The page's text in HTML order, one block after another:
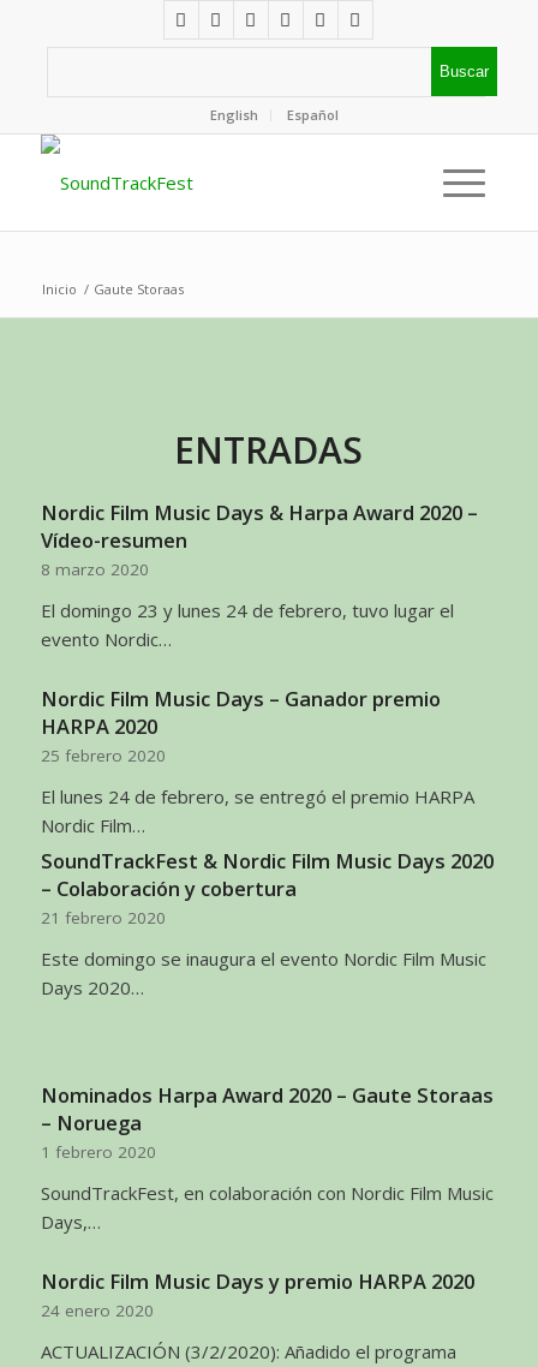
English Español
Inicio / Gaute Storaas
ENTRADAS
Nordic Film Music Days & Harpa Award 2020 –
Vídeo-resumen
8 marzo 2020
El domingo 23 y lunes 24 de febrero, tuvo lugar el
evento Nordic…
Nordic Film Music Days – Ganador premio
HARPA 2020
25 febrero 2020
El lunes 24 de febrero, se entregó el premio HARPA
Nordic Film…
SoundTrackFest & Nordic Film Music Days 2020
– Colaboración y cobertura
21 febrero 2020
Este domingo se inaugura el evento Nordic Film Music
Days 2020…
Nominados Harpa Award 2020 – Gaute Storaas
– Noruega
1 febrero 2020
SoundTrackFest, en colaboración con Nordic Film Music
Days,…
Nordic Film Music Days y premio HARPA 2020
24 enero 2020
ACTUALIZACIÓN (3/2/2020): Añadido el programa